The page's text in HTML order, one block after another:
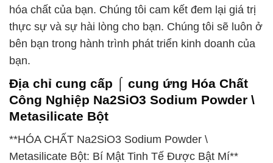
hóa chất của bạn. Chúng tôi cam kết đem lại giá trị
thực sự và sự hài lòng cho bạn. Chúng tôi sẽ luôn ở
bên bạn trong hành trình phát triển kinh doanh của
bạn.
Địa chỉ cung cấp ⌠ cung ứng Hóa Chất
Công Nghiệp Na2SiO3 Sodium Powder \
Metasilicate Bột
**HÓA CHẤT Na2SiO3 Sodium Powder \
Metasilicate Bột: Bí Mật Tinh Tế Được Bật Mí**